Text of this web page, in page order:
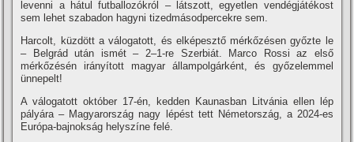
levenni a hátul futballozókról – látszott, egyetlen vendégjátékost
sem lehet szabadon hagyni tizedmásodpercekre sem.
Harcolt, küzdött a válogatott, és elképesztő mérkőzésen győzte le
– Belgrád után ismét – 2–1-re Szerbiát. Marco Rossi az első
mérkőzésén irányított magyar állampolgárként, és győzelemmel
ünnepelt!
A válogatott október 17-én, kedden Kaunasban Litvánia ellen lép
pályára – Magyarország nagy lépést tett Németország, a 2024-es
Európa-bajnokság helyszíne felé.